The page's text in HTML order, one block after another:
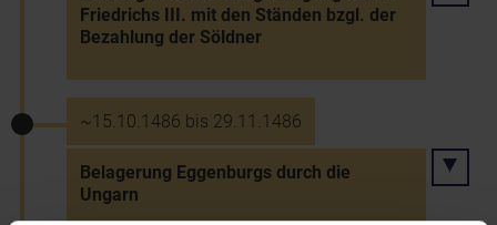
Friedrichs III. mit den Ständen bzgl. der
Bezahlung der Söldner
~15.10.1486 bis 29.11.1486
Belagerung Eggenburgs durch die
Ungarn